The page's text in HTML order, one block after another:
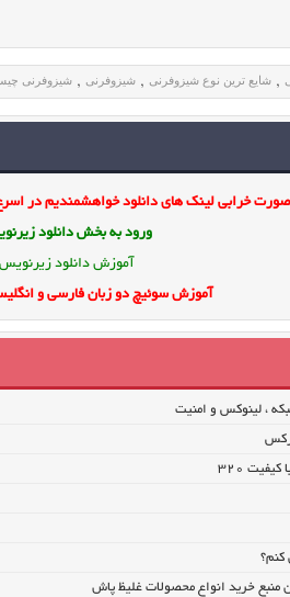
, شایع ترین نوع شیزوفرنی , شیزوفرنی , شیزوفرنی
خرابی لینک های دانلود خواهشمندیم در
ورود به بخش دانلود
آموزش دانلود
آموزش سوئیچ دو زبان فارسی و
۳۲۰
کنم؟
خرید انواع محصولات غلیظ پاش